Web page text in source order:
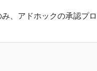
、アドホックの承認プ